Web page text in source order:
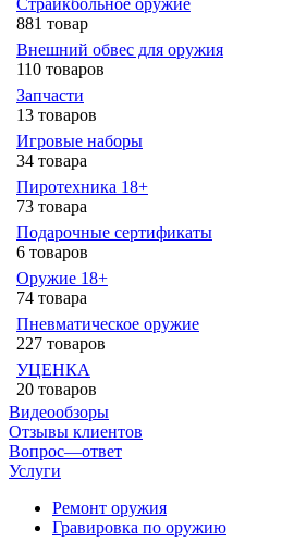
Страйкбольное оружие
881 товар
Внешний обвес для оружия
110 товаров
Запчасти
13 товаров
Игровые наборы
34 товара
Пиротехника 18+
73 товара
Подарочные сертификаты
6 товаров
Оружие 18+
74 товара
Пневматическое оружие
227 товаров
УЦЕНКА
20 товаров
Видеообзоры
Отзывы клиентов
Вопрос—ответ
Услуги
Ремонт оружия
Гравировка по оружию